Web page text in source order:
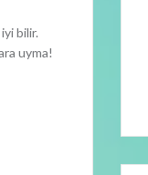
bilir.
uyma!